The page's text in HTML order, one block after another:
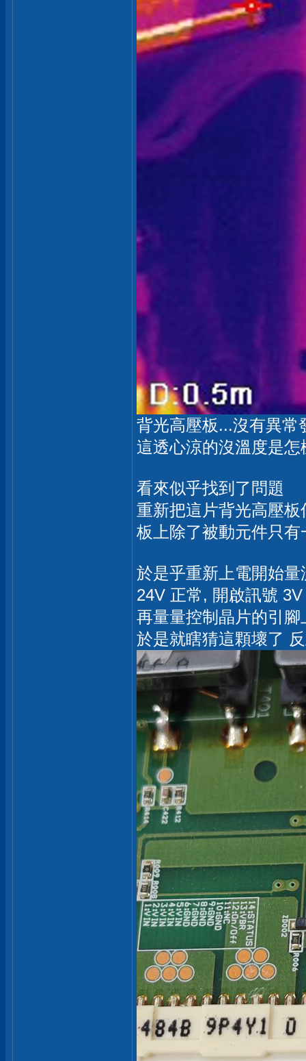
背光高壓板...沒有異常
這透心涼的沒溫度是
看來似乎找到了問題
重新把這片背光高壓
板上除了被動元件只
於是乎重新上電開始
24V 正常, 開啟訊號
再量量控制晶片的引
於是就瞎猜這顆壞了